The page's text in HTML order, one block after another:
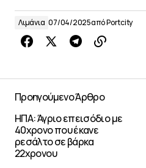
Λιμάνια 07/04/2025απόPortcity
Προηγούμενο Άρθρο
ΗΠΑ: Άγριο επεισόδιο με
40χρονο που έκανε
ρεσάλτο σε βάρκα
22χρονου